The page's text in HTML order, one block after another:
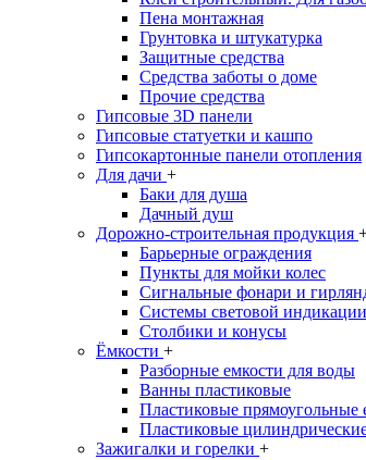
Пена монтажная
Грунтовка и штукатурка
Защитные средства
Средства заботы о доме
Прочие средства
Гипсовые 3D панели
Гипсовые статуетки и кашпо
Гипсокартонные панели отопления
Для дачи +
Баки для душа
Дачный душ
Дорожно-строительная продукция
Барьерные ограждения
Пункты для мойки колес
Сигнальные фонари и
Системы световой индикации
Столбики и конусы
Ёмкости +
Разборные емкости для воды
Ванны пластиковые
Пластиковые прямоугольные
Пластиковые
Зажигалки и горелки +